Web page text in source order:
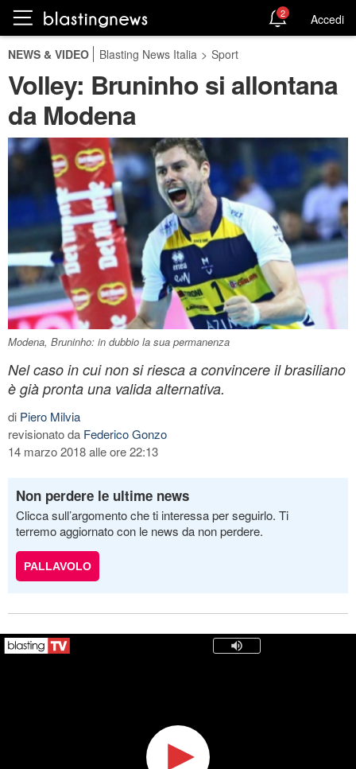
2 Accedi
NEWS & VIDEO Blasting News Italia > Sport
Volley: Bruninho si allontana
da Modena
Modena, Bruninho: in dubbio la sua permanenza
Nel caso in cui non si riesca a convincere il brasiliano
è già pronta una valida alternativa.
di Piero Milvia
revisionato da Federico Gonzo
14 marzo 2018 alle ore 22:13
Non perdere le ultime news
Clicca sull’argomento che ti interessa per seguirlo. Ti
terremo aggiornato con le news da non perdere.
PALLAVOLO